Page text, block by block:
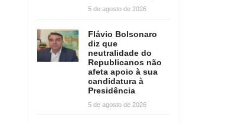
5 de agosto de 2026
Flávio Bolsonaro
diz que
neutralidade do
Republicanos não
afeta apoio à sua
candidatura à
Presidência
5 de agosto de 2026